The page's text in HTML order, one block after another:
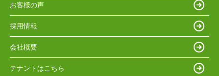
お客様の声
採用情報
会社概要
テナントはこちら